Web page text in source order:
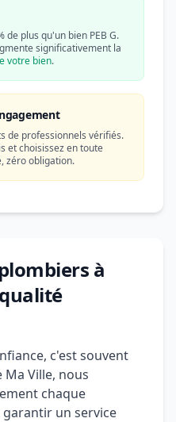
de plus qu'un bien PEB G.
significativement la
votre bien.
de professionnels vérifiés.
et choisissez en toute
zéro obligation.
à
c'est souvent
Ma Ville, nous
chaque
un service